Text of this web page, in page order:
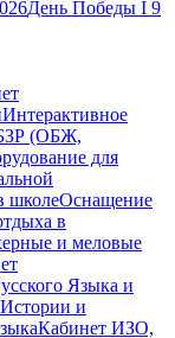
День Победы I 9
Интерактивное
(ОБЖ,
для
школеОснащение
в
и меловые
Языка и
и
Кабинет ИЗО,